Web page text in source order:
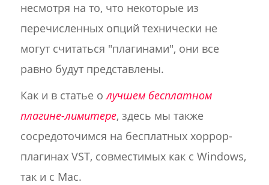
несмотря на то, что некоторые из
перечисленных опций технически не
могут считаться "плагинами", они все
равно будут представлены.
Как и в статье олучшем бесплатном
плагине-лимитере, здесь мы также
сосредоточимся на бесплатных хоррор-
плагинах VST, совместимых как с Windows,
так и с Mac.